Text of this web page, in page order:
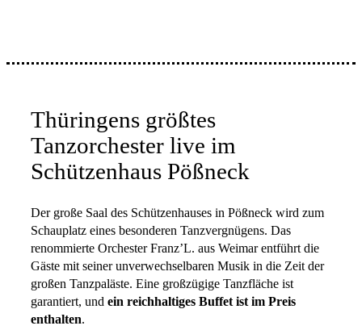
Thüringens größtes
Tanzorchester live im
Schützenhaus Pößneck
Der große Saal des Schützenhauses in Pößneck wird zum
Schauplatz eines besonderen Tanzvergnügens. Das
renommierte Orchester Franz’L. aus Weimar entführt die
Gäste mit seiner unverwechselbaren Musik in die Zeit der
großen Tanzpaläste. Eine großzügige Tanzfläche ist
garantiert, und ein reichhaltiges Buffet ist im Preis
enthalten.